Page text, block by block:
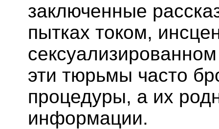
заключенные
пытках током,
эти тюрьмы часто
процедуры, а их
информации.